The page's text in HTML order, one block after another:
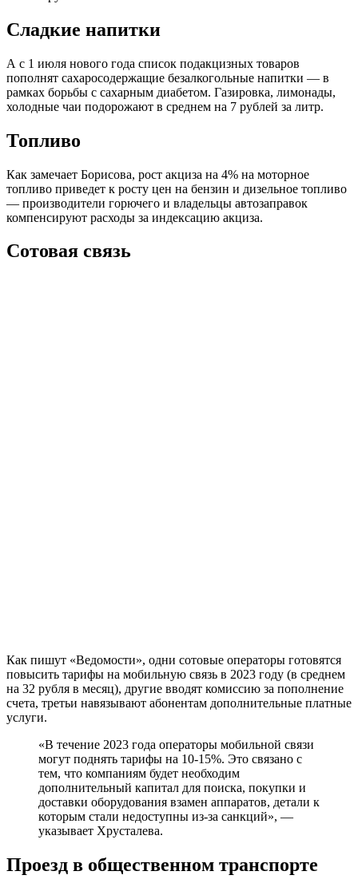
Сладкие напитки
А с 1 июля нового года список подакцизных товаров
пополнят сахаросодержащие безалкогольные напитки — в
рамках борьбы с сахарным диабетом. Газировка, лимонады,
холодные чаи подорожают в среднем на 7 рублей за литр.
Топливо
Как замечает Борисова, рост акциза на 4% на моторное
топливо приведет к росту цен на бензин и дизельное топливо
— производители горючего и владельцы автозаправок
компенсируют расходы за индексацию акциза.
Сотовая связь
Как пишут «Ведомости», одни сотовые операторы готовятся
повысить тарифы на мобильную связь в 2023 году (в среднем
на 32 рубля в месяц), другие вводят комиссию за пополнение
счета, третьи навязывают абонентам дополнительные платные
услуги.
«В течение 2023 года операторы мобильной связи
могут поднять тарифы на 10-15%. Это связано с
тем, что компаниям будет необходим
дополнительный капитал для поиска, покупки и
доставки оборудования взамен аппаратов, детали к
которым стали недоступны из-за санкций», —
указывает Хрусталева.
Проезд в общественном транспорте